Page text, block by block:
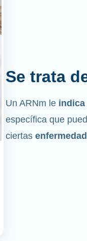
Se trata
Un ARNm le indica
específica que
ciertas